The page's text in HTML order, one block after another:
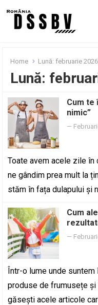
Home Lună:februarie 2026
Lună:
Cum te
nimic”
—
Toate avem acele zile în
ne gândim prea mult la
stăm în fața dulapului și
Cum
—
Într-o lume unde
produse de frumusețe
găsești acele articole